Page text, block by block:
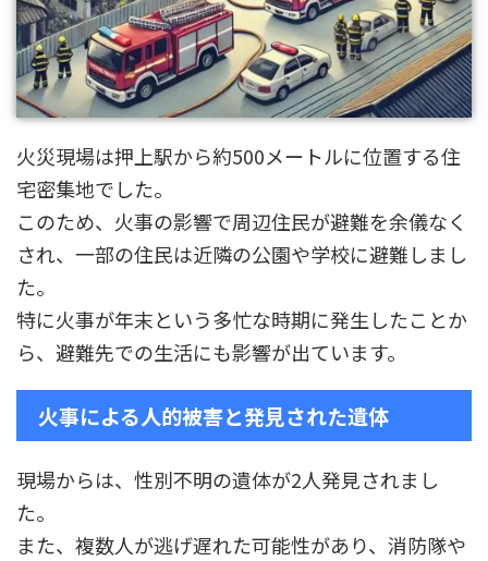
火災現場は押上駅から約500メートルに位置する住
宅密集地でした。
このため、火事の影響で周辺住民が避難を余儀なく
され、一部の住民は近隣の公園や学校に避難しまし
た。
特に火事が年末という多忙な時期に発生したことか
ら、避難先での生活にも影響が出ています。
火事による人的被害と発見された遺体
現場からは、性別不明の遺体が2人発見されまし
た。
また、複数人が逃げ遅れた可能性があり、消防隊や